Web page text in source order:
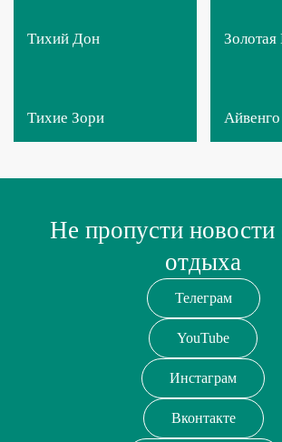
Тихий Дон Золотая
Тихие Зори Айвенго
Не пропусти новости
отдыха
Телеграм
YouTube
Инстаграм
Вконтакте